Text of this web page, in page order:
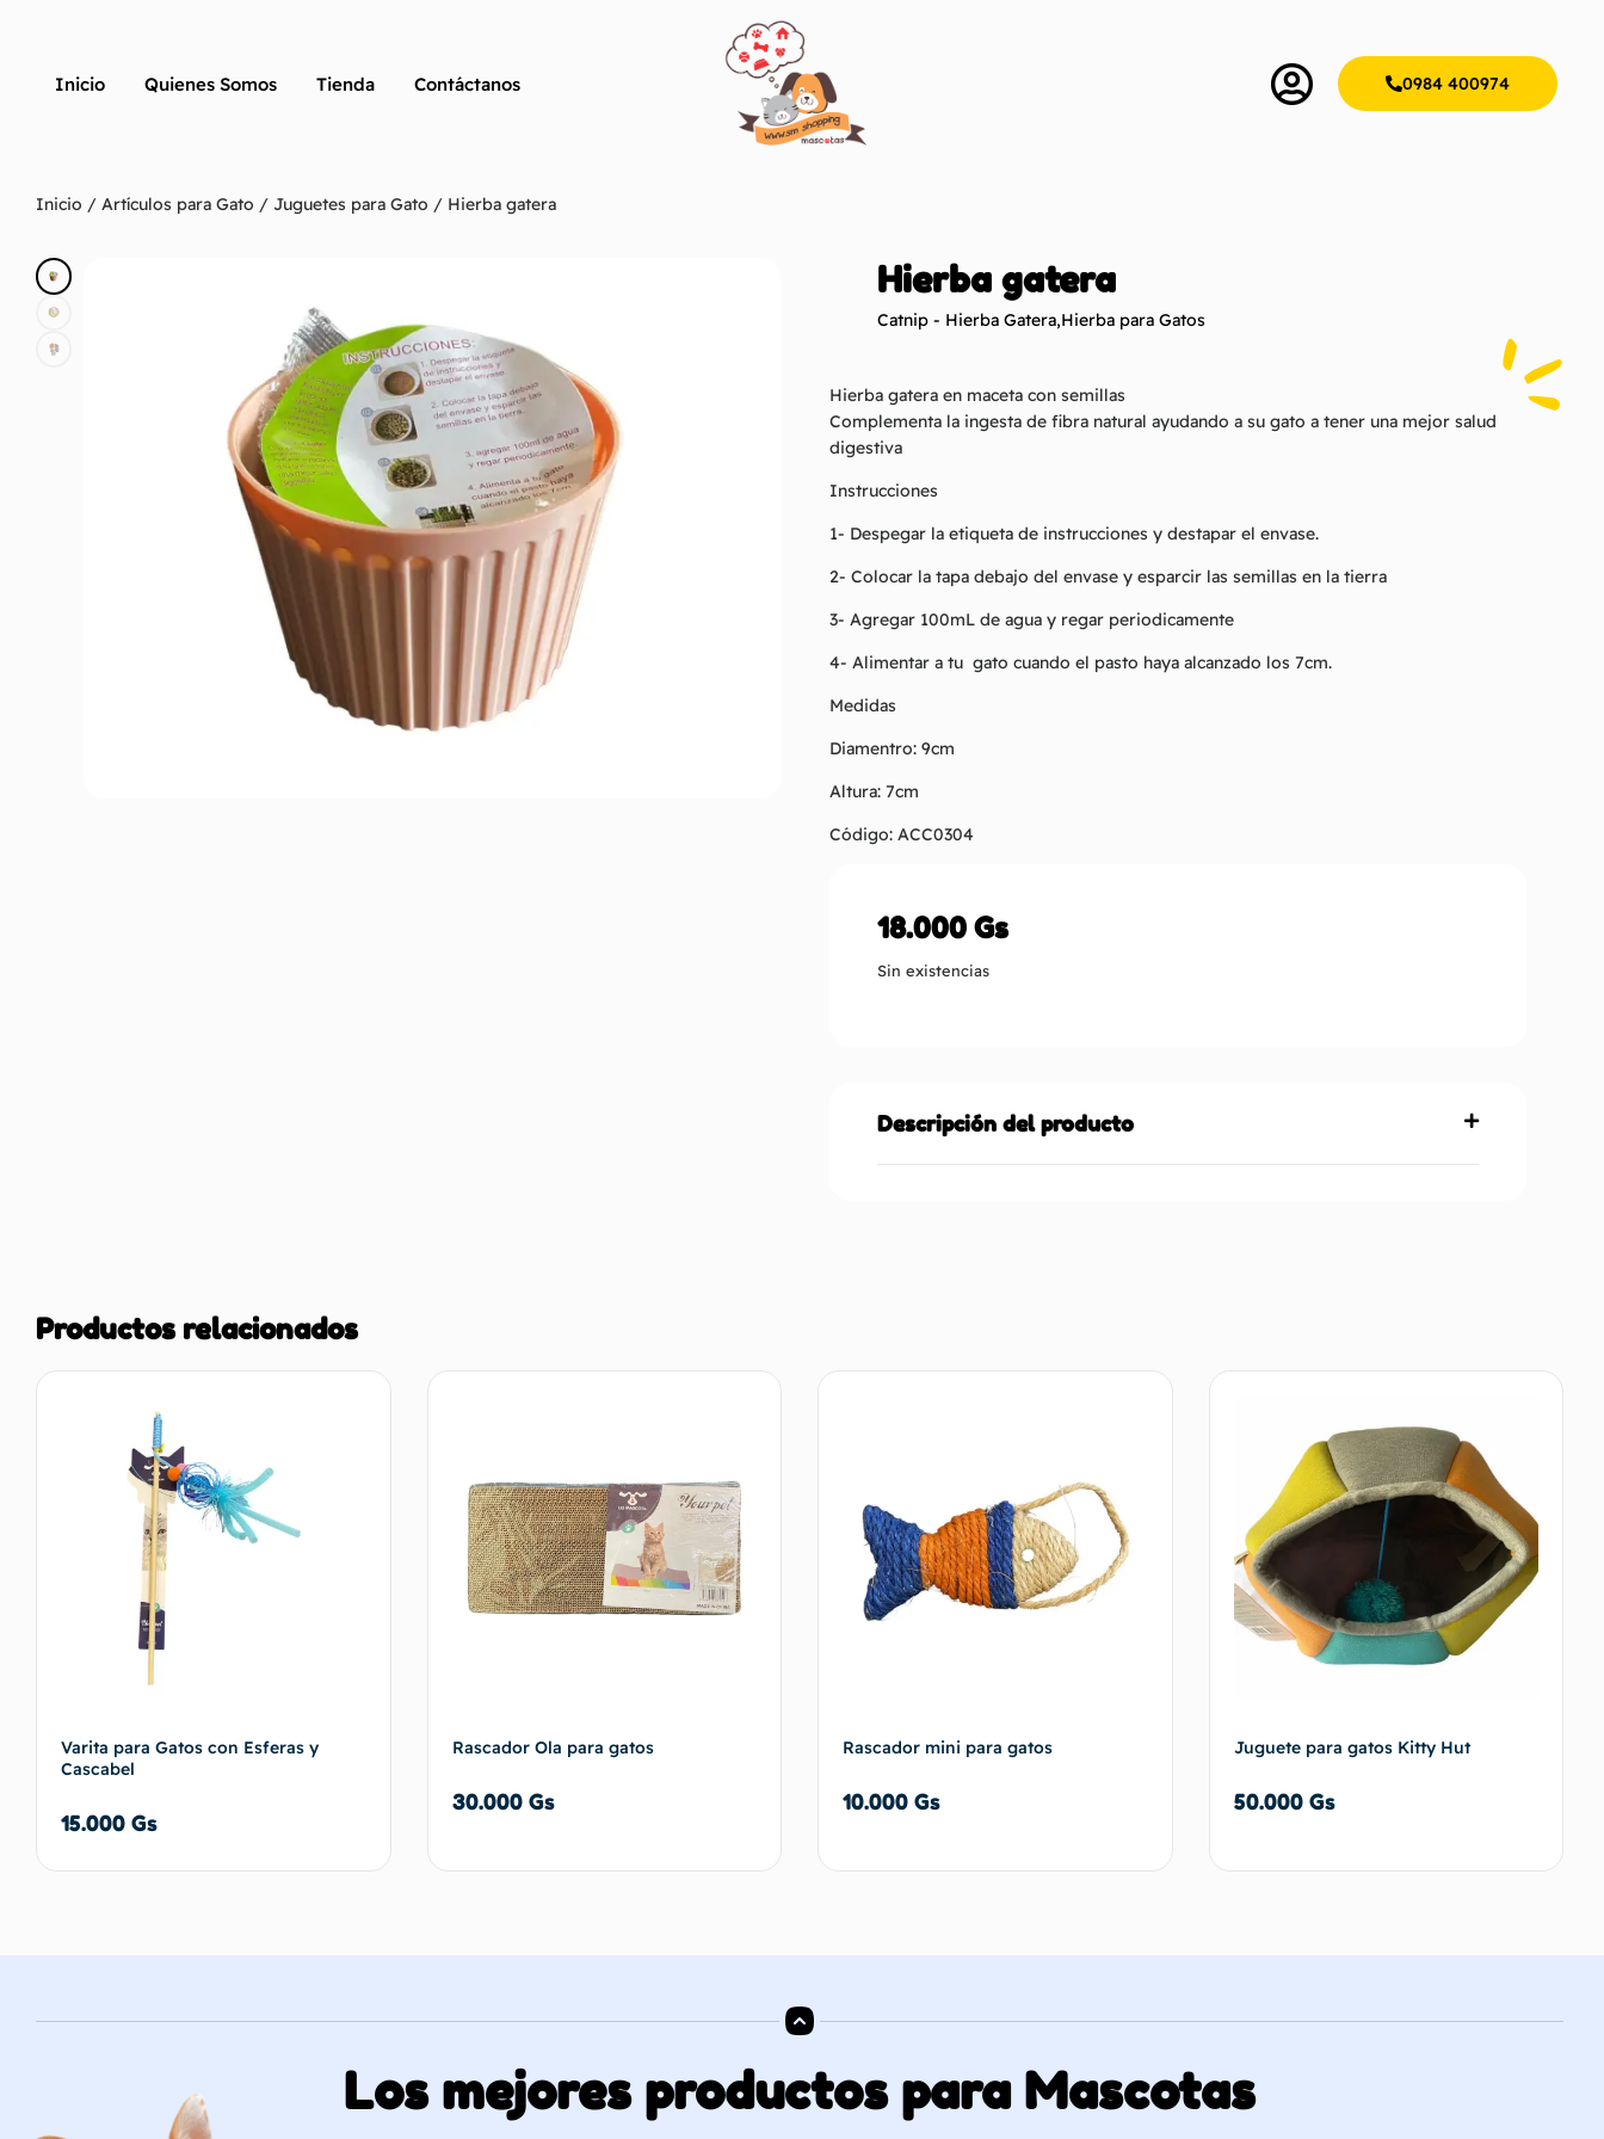
Inicio Quienes Somos Tienda Contáctanos 0984 400974
Inicio / Artículos para Gato / Juguetes para Gato / Hierba gatera
Hierba gatera
Catnip - Hierba Gatera,Hierba para Gatos
Hierba gatera en maceta con semillas
Complementa la ingesta de fibra natural ayudando a su gato a tener una mejor salud
digestiva
Instrucciones
1- Despegar la etiqueta de instrucciones y destapar el envase.
2- Colocar la tapa debajo del envase y esparcir las semillas en la tierra
3- Agregar 100mL de agua y regar periodicamente
4- Alimentar a tu gato cuando el pasto haya alcanzado los 7cm.
Medidas
Diamentro: 9cm
Altura: 7cm
Código: ACC0304
18.000Gs
Sin existencias
Descripción del producto
Productos relacionados
Varita para Gatos con Esferas y
Cascabel
15.000 Gs
Rascador Ola para gatos
30.000 Gs
Rascador mini para gatos
10.000 Gs
Juguete para gatos Kitty Hut
50.000 Gs
Los mejores productos para Mascotas